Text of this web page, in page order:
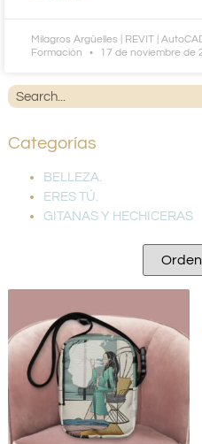
Milagros Argüelles | REVIT |
Formación
17 de noviembre de
Categorías
BELLEZA.
ERES TÚ.
GITANAS Y HECHICERAS